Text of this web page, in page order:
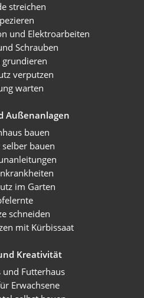
streichen
und Elektroarbeiten
Schrauben
grundieren
verputzen
warten
Außenanlagen
bauen
bauen
im Garten
schneiden
mit Kürbissaat
Kreativität
und Futterhaus
Erwachsene